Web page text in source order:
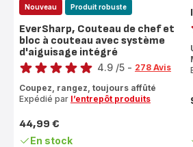
Nouveau Produit robuste
EverSharp, Couteau de chef et
bloc à couteau avec système
d'aiguisage intégré
Note
4.9 /5 - 278 Avis
Coupez, rangez, toujours affûté
Expédié par l’entrepôt produits
Prix
44,99 €
En stock